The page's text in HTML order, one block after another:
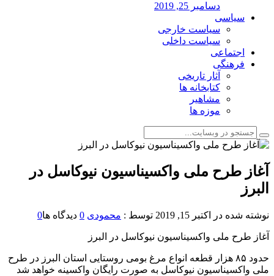
دسامبر 25, 2019
سیاسی
سیاست خارجی
سیاست داخلی
اجتماعی
فرهنگی
آثار تاریخی
کتابخانه ها
مشاهیر
موزه ها
️آغاز طرح ملی واکسیناسیون نیوکاسل در
البرز
نوشته شده در اکتبر 15, 2019 توسط : محمودی 0 دیدگاه ها0
️آغاز طرح ملی واکسیناسیون نیوکاسل در البرز
حدود ۸۵ هزار قطعه انواع مرغ بومی روستایی استان البرز در طرح
ملی واکسیناسیون نیوکاسل به صورت رایگان واکسینه خواهد شد